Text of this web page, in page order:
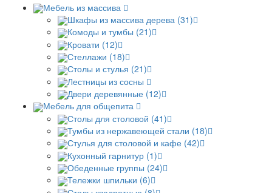
Мебель из массива
Шкафы из массива дерева (31)
Комоды и тумбы (21)
Кровати (12)
Стеллажи (18)
Столы и стулья (21)
Лестницы из сосны
Двери деревянные (12)
Мебель для общепита
Столы для столовой (41)
Тумбы из нержавеющей стали (18)
Стулья для столовой и кафе (42)
Кухонный гарнитур (1)
Обеденные группы (24)
Тележки шпильки (6)